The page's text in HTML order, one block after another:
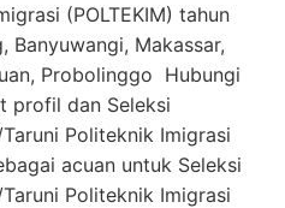
(POLTEKIM) tahun
Banyuwangi, Makassar,
Probolinggo Hubungi
profil dan Seleksi
Politeknik Imigrasi
acuan untuk Seleksi
Politeknik Imigrasi